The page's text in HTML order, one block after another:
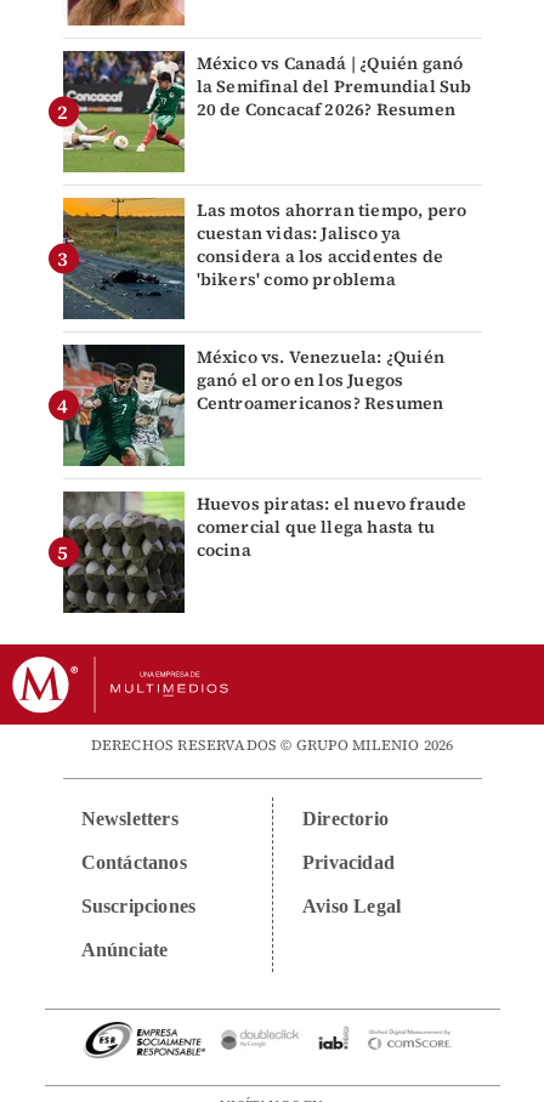
México vs Canadá | ¿Quién ganó
la Semifinal del Premundial Sub
20 de Concacaf 2026? Resumen
Las motos ahorran tiempo, pero
cuestan vidas: Jalisco ya
considera a los accidentes de
'bikers' como problema
México vs. Venezuela: ¿Quién
ganó el oro en los Juegos
Centroamericanos? Resumen
Huevos piratas: el nuevo fraude
comercial que llega hasta tu
cocina
DERECHOS RESERVADOS © GRUPO MILENIO 2026
Newsletters
Contáctanos
Suscripciones
Anúnciate
Directorio
Privacidad
Aviso Legal